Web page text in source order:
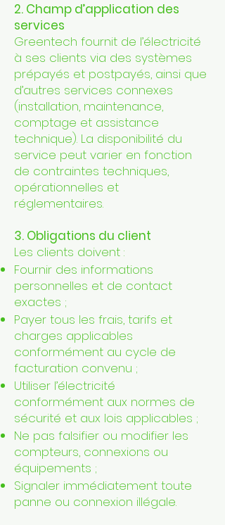
2. Champ d’application des
services
Greentech fournit de l’électricité
à ses clients via des systèmes
prépayés et postpayés, ainsi que
d’autres services connexes
(installation, maintenance,
comptage et assistance
technique). La disponibilité du
service peut varier en fonction
de contraintes techniques,
opérationnelles et
réglementaires.
3. Obligations du client
Les clients doivent :
Fournir des informations
personnelles et de contact
exactes ;
Payer tous les frais, tarifs et
charges applicables
conformément au cycle de
facturation convenu ;
Utiliser l’électricité
conformément aux normes de
sécurité et aux lois applicables ;
Ne pas falsifier ou modifier les
compteurs, connexions ou
équipements ;
Signaler immédiatement toute
panne ou connexion illégale.